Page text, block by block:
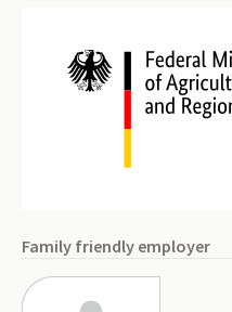
Family friendly employer